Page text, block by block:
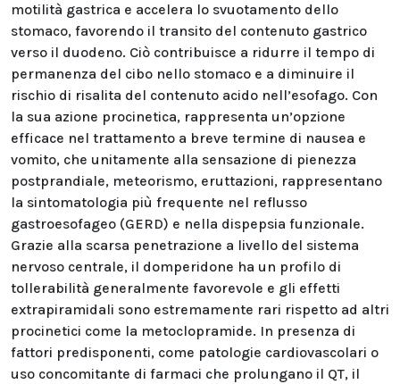
motilità gastrica e accelera lo svuotamento dello
stomaco, favorendo il transito del contenuto gastrico
verso il duodeno. Ciò contribuisce a ridurre il tempo di
permanenza del cibo nello stomaco e a diminuire il
rischio di risalita del contenuto acido nell’esofago. Con
la sua azione procinetica, rappresenta un’opzione
efficace nel trattamento a breve termine di nausea e
vomito, che unitamente alla sensazione di pienezza
postprandiale, meteorismo, eruttazioni, rappresentano
la sintomatologia più frequente nel reflusso
gastroesofageo (GERD) e nella dispepsia funzionale.
Grazie alla scarsa penetrazione a livello del sistema
nervoso centrale, il domperidone ha un profilo di
tollerabilità generalmente favorevole e gli effetti
extrapiramidali sono estremamente rari rispetto ad altri
procinetici come la metoclopramide. In presenza di
fattori predisponenti, come patologie cardiovascolari o
uso concomitante di farmaci che prolungano il QT, il